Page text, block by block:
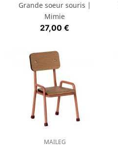
Grande soeur souris |
Mimie
Prix
27,00 €
MAILEG